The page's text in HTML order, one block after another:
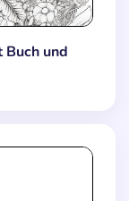
Buch und